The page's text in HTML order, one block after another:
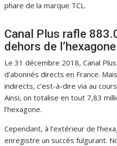
phare de la marque TCL.
Canal Plus rafle
dehors de l’hexagone
Le 31 décembre 2018, Canal
d’abonnés directs en France.
indirects, c’est-à-dire via au
Ainsi, on totalise en tout 7,83
l’hexagone.
Cependant, à l’extérieur de
enregistre un succès fulgurant.